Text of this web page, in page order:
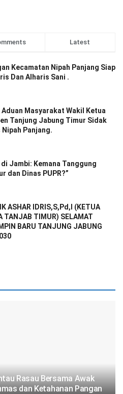
Latest
Kecamatan Nipah Panjang Siap
Dan Alharis Sani .
Masyarakat Wakil Ketua
Tanjung Jabung Timur Sidak
Nipah Panjang.
Jambi: Kemana Tanggung
dan Dinas PUPR?”
ASHAR IDRIS,S,Pd,I (KETUA
TANJAB TIMUR) SELAMAT
BARU TANJUNG JABUNG
Rasau Bersama Awak
dan Ketahanan Pangan